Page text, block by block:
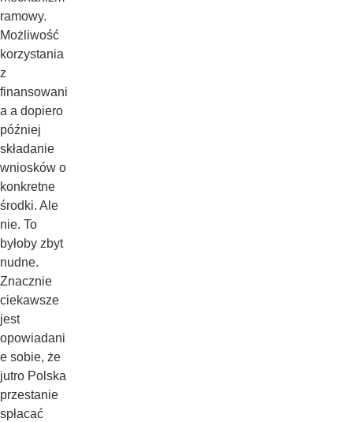
ramowy.
Możliwość
korzystania
z
finansowani
a a dopiero
później
składanie
wniosków o
konkretne
środki. Ale
nie. To
byłoby zbyt
nudne.
Znacznie
ciekawsze
jest
opowiadani
e sobie, że
jutro Polska
przestanie
spłacać